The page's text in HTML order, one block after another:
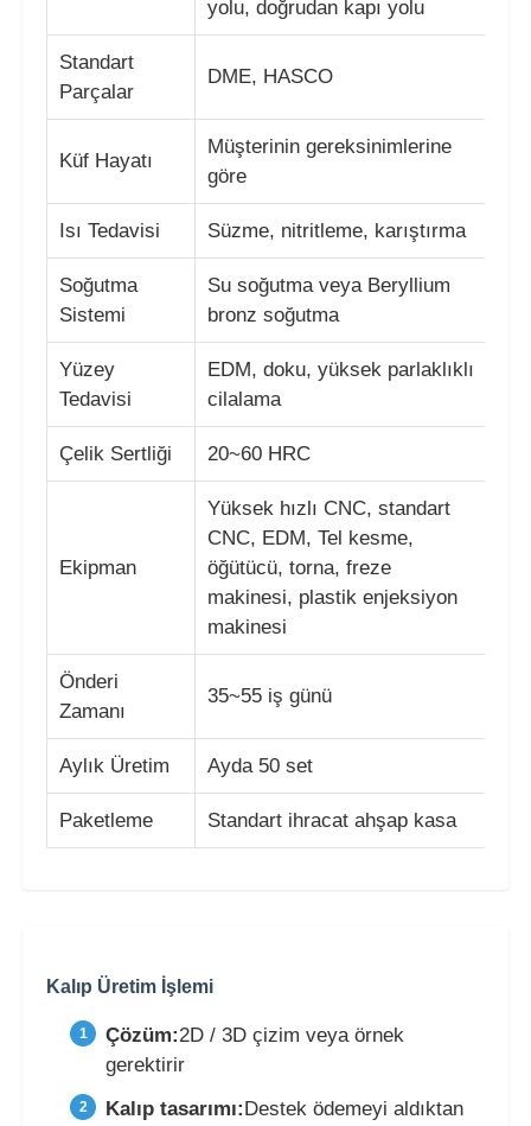
Plastik Otomobil Parçaları Kalıbı
Otomotiv enjeksiyon kalıbı
Tıbbi Enjeksiyon Kalıplaması
Çoklu boşluklu Enjeksiyon Kalıplaması
Yüksek Sıcaklık Enjeksiyon Kalıplama
Dişli kalıbı
Enjeksiyon Kalıplama
yolu, doğrudan kapı yolu
Standart
Parçalar
DME, HASCO
Küf Hayatı
Müşterinin gereksinimlerine
göre
Isı Tedavisi Süzme, nitritleme, karıştırma
Soğutma
Sistemi
Su soğutma veya Beryllium
bronz soğutma
Yüzey
Tedavisi
EDM, doku, yüksek parlaklıklı
cilalama
Çelik Sertliği 20~60 HRC
Ekipman
Yüksek hızlı CNC, standart
CNC, EDM, Tel kesme,
öğütücü, torna, freze
makinesi, plastik enjeksiyon
makinesi
Önderi
Zamanı
35~55 iş günü
Aylık Üretim Ayda 50 set
Paketleme Standart ihracat ahşap kasa
Kalıp Üretim İşlemi
Çözüm:2D / 3D çizim veya örnek
gerektirir
Kalıp tasarımı: Destek ödemeyi aldıktan